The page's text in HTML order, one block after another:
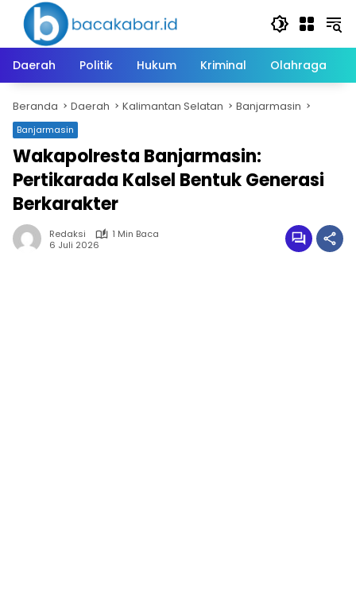
Langsung
konten
Daerah
Politik Hukum Kriminal Olahraga
Beranda Daerah Kalimantan Selatan Banjarmasin
Banjarmasin
Wakapolresta Banjarmasin:
Pertikarada Kalsel Bentuk Generasi
Berkarakter
Redaksi
1 Min Baca
6 Juli 2026